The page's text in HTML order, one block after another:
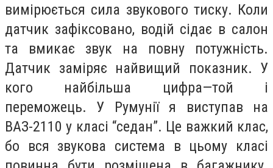
вимірюється сила звукового тиску. Коли
датчик зафіксовано, водій сідає в салон
та вмикає звук на повну потужність.
Датчик заміряє найвищий показник. У
кого найбільша цифра—той і
переможець. У Румунії я виступав на
ВАЗ-2110 у класі “седан”. Це важкий клас,
бо вся звукова система в цьому класі